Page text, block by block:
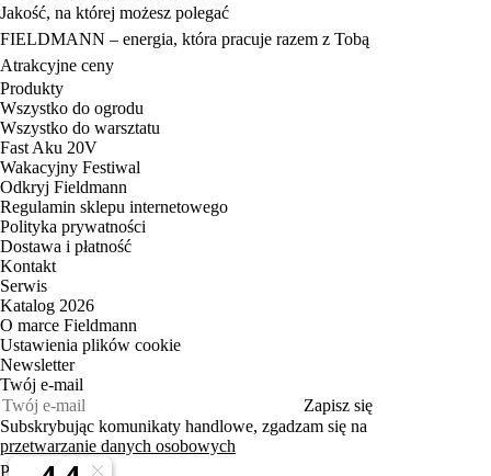
Jakość, na której możesz polegać
FIELDMANN – energia, która pracuje razem z Tobą
Atrakcyjne ceny
Produkty
Wszystko do ogrodu
Wszystko do warsztatu
Fast Aku 20V
Wakacyjny Festiwal
Odkryj Fieldmann
Regulamin sklepu internetowego
Polityka prywatności
Dostawa i płatność
Kontakt
Serwis
Katalog 2026
O marce Fieldmann
Ustawienia plików cookie
Newsletter
Twój e‑mail
Zapisz się
Subskrybując komunikaty handlowe, zgadzam się na
przetwarzanie danych osobowych
PL